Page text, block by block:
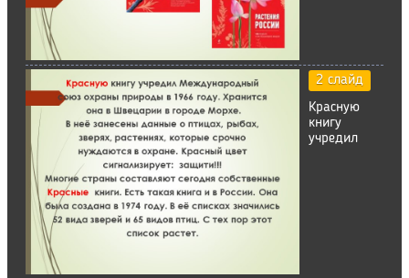
2 слайд
Красную
книгу
учредил